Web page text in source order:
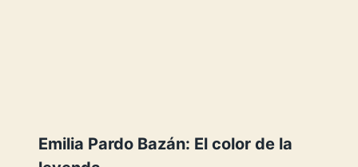
Emilia Pardo Bazán: El color de la